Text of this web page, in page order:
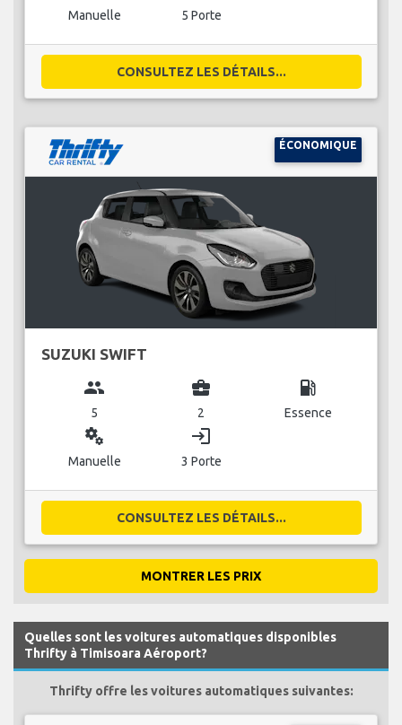
Manuelle 5 Porte
CONSULTEZ LES DÉTAILS...
ÉCONOMIQUE
SUZUKI SWIFT
group
5
business_center
2
local_gas_station
Essence
miscellaneous_services
Manuelle
login
3 Porte
CONSULTEZ LES DÉTAILS...
MONTRER LES PRIX
Quelles sont les voitures automatiques disponibles
Thrifty à Timisoara Aéroport?
Thrifty offre les voitures automatiques suivantes: